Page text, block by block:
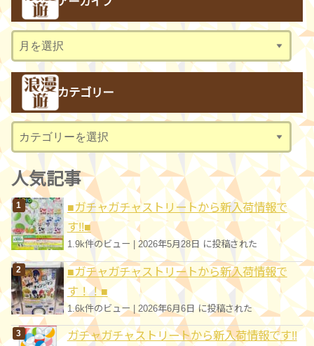
ー
イ
ブ
カテゴリー
テ
ゴ
リ
ー
人気記事
■ガチャガチャストリートから新入荷情報で
す!!■
1.9k件のビュー |2026年5月28日 に投稿された
■ガチャガチャストリートから新入荷情報で
す！！■
1.6k件のビュー | 2026年6月6日 に投稿された
ガチャガチャストリートから新入荷情報です!!